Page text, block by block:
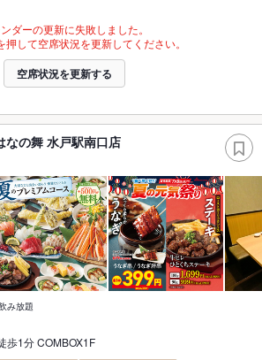
ダーの更新に失敗しました。
押して空席状況を更新してください。
空席状況を更新する
なの舞 水戸駅南口店
み放題
歩1分 COMBOX1F